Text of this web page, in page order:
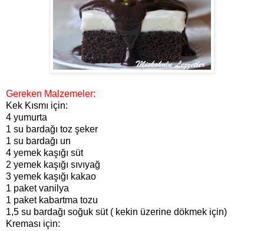
Gereken Malzemeler:
Kek Kısmı için:
4 yumurta
1 su bardağı toz şeker
1 su bardağı un
4 yemek kaşığı süt
2 yemek kaşığı sıvıyağ
3 yemek kaşığı kakao
1 paket vanilya
1 paket kabartma tozu
1,5 su bardağı soğuk süt ( kekin üzerine dökmek için)
Kreması için: